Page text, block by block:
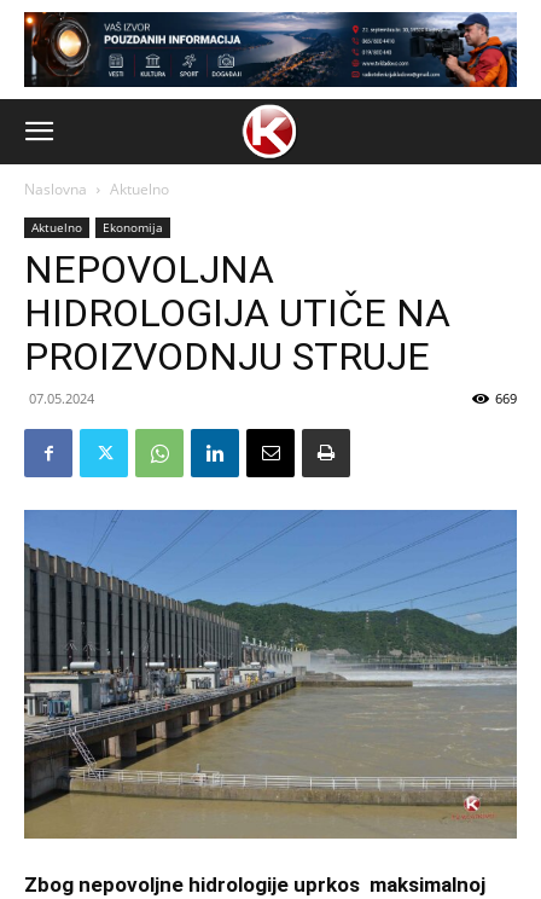
Naslovna Aktuelno
Aktuelno Ekonomija
NEPOVOLJNA
HIDROLOGIJA UTIČE NA
PROIZVODNJU STRUJE
07.05.2024 669
Zbog nepovoljne hidrologije uprkos maksimalnoj